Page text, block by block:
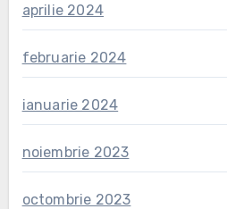
aprilie 2024
februarie 2024
ianuarie 2024
noiembrie 2023
octombrie 2023